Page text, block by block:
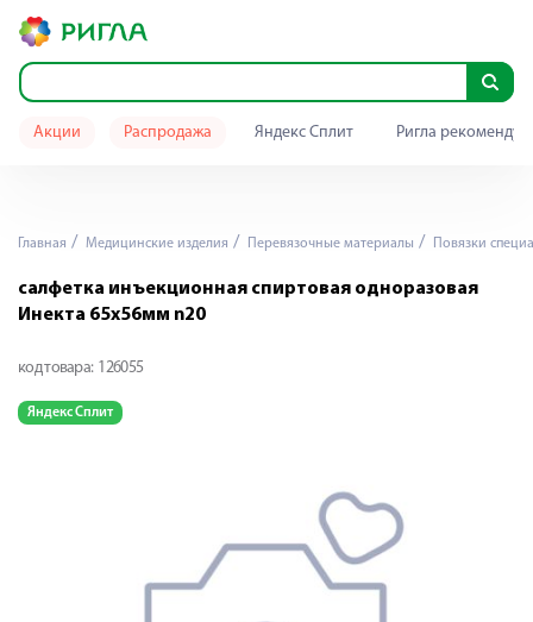
Акции Распродажа Яндекс Сплит Ригла
Главная Медицинские изделия Перевязочные материалы Повязки
салфетка инъекционная спиртовая одноразовая
Инекта 65х56мм n20
код товара: 126055
Яндекс Сплит